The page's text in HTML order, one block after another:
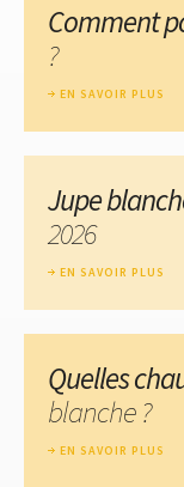
Comment
?
EN SAVOIR PLUS
Jupe
2026
EN SAVOIR PLUS
Quelles
blanche ?
EN SAVOIR PLUS